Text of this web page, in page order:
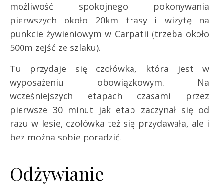
możliwość spokojnego pokonywania
pierwszych około 20km trasy i wizytę na
punkcie żywieniowym w Carpatii (trzeba około
500m zejść ze szlaku).
Tu przydaje się czołówka, która jest w
wyposażeniu obowiązkowym. Na
wcześniejszych etapach czasami przez
pierwsze 30 minut jak etap zaczynał się od
razu w lesie, czołówka też się przydawała, ale i
bez można sobie poradzić.
Odżywianie